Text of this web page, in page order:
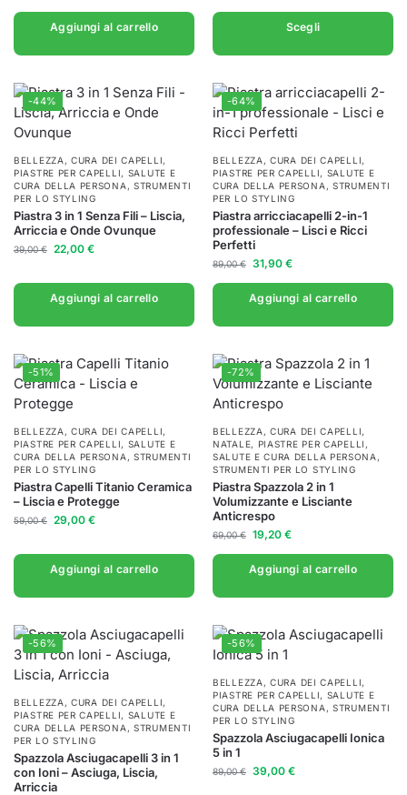
Aggiungi al carrello Scegli
-44%
BELLEZZA ,CURA DEI CAPELLI,
PIASTRE PER CAPELLI, SALUTE E
CURA DELLA PERSONA ,STRUMENTI
PER LO STYLING
Piastra 3 in 1 Senza Fili – Liscia,
Arriccia e Onde Ovunque
39,00€ 22,00 €
Aggiungi al carrello
-64%
BELLEZZA ,CURA DEI CAPELLI,
PIASTRE PER CAPELLI, SALUTE E
CURA DELLA PERSONA ,STRUMENTI
PER LO STYLING
Piastra arricciacapelli 2-in-1
professionale – Lisci e Ricci
Perfetti
89,00€ 31,90 €
Aggiungi al carrello
-51%
BELLEZZA ,CURA DEI CAPELLI,
PIASTRE PER CAPELLI, SALUTE E
CURA DELLA PERSONA ,STRUMENTI
PER LO STYLING
Piastra Capelli Titanio Ceramica
– Liscia e Protegge
59,00€ 29,00 €
Aggiungi al carrello
-72%
BELLEZZA ,CURA DEI CAPELLI,
NATALE, PIASTRE PER CAPELLI ,
SALUTE E CURA DELLA PERSONA ,
STRUMENTI PER LO STYLING
Piastra Spazzola 2 in 1
Volumizzante e Lisciante
Anticrespo
69,00€ 19,20 €
Aggiungi al carrello
-56%
BELLEZZA ,CURA DEI CAPELLI,
PIASTRE PER CAPELLI, SALUTE E
CURA DELLA PERSONA ,STRUMENTI
PER LO STYLING
Spazzola Asciugacapelli 3 in 1
con Ioni – Asciuga, Liscia,
Arriccia
-56%
BELLEZZA ,CURA DEI CAPELLI,
PIASTRE PER CAPELLI, SALUTE E
CURA DELLA PERSONA ,STRUMENTI
PER LO STYLING
Spazzola Asciugacapelli Ionica
5 in 1
89,00€ 39,00 €